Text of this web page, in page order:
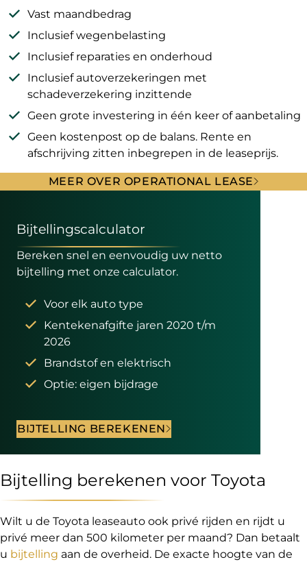
Vast maandbedrag
Inclusief wegenbelasting
Inclusief reparaties en onderhoud
Inclusief autoverzekeringen met
schadeverzekering inzittende
Geen grote investering in één keer of aanbetaling
Geen kostenpost op de balans. Rente en
afschrijving zitten inbegrepen in de leaseprijs.
MEER OVER OPERATIONAL LEASE
Bijtelling berekenen voor Toyota
Wilt u de Toyota leaseauto ook privé rijden en rijdt u
privé meer dan 500 kilometer per maand? Dan betaalt
u bijtelling aan de overheid. De exacte hoogte van de
Bijtellingscalculator
Bereken snel en eenvoudig uw netto
bijtelling met onze calculator.
Voor elk auto type
Kentekenafgifte jaren 2020 t/m
2026
Brandstof en elektrisch
Optie: eigen bijdrage
BIJTELLING BEREKENEN